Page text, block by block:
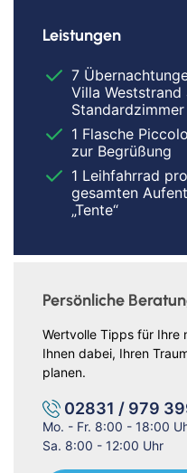
Leistungen
7
Villa Weststrand
Standardzimmer
1 Flasche
zur Begrüßung
1 Leihfahrrad
gesamten
„Tente“
Persönliche
Wertvolle Tipps für Ihre
Ihnen dabei, Ihren
planen.
02831 / 979
Mo. - Fr. 8:00 - 18:00
Sa. 8:00 - 12:00 Uhr